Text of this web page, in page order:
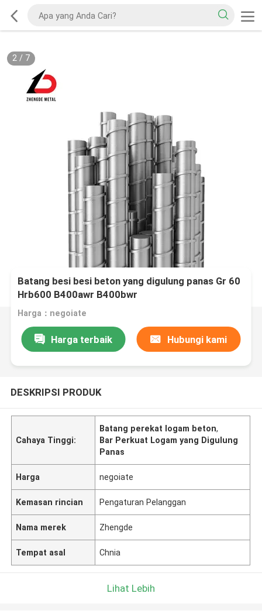
2/ 7
Batang besi besi beton yang digulung panas Gr 60
Hrb600 B400awr B400bwr
Harga：negoiate
Harga terbaik Hubungi kami
DESKRIPSI PRODUK
Cahaya Tinggi:
Batang perekat logam beton,
Bar Perkuat Logam yang Digulung
Panas
Harga negoiate
Kemasan rincian Pengaturan Pelanggan
Nama merek Zhengde
Tempat asal Chnia
Lihat Lebih